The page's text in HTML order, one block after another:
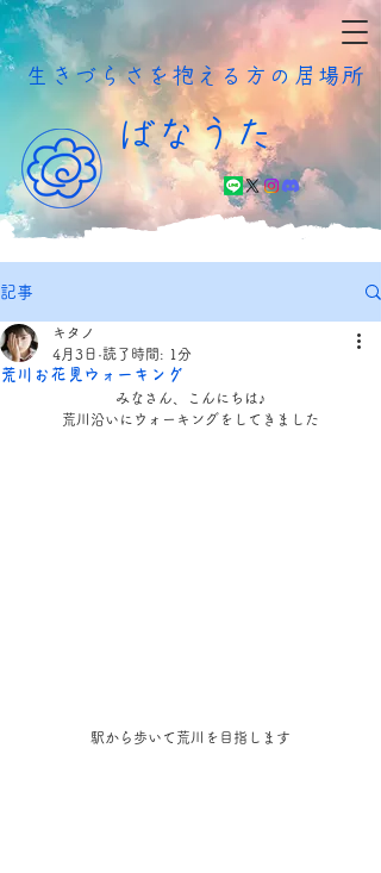
​生きづらさを抱える方の居場所
ばなうた
記事
荒川お花見ウォーキング
キタノ
4月3日 読了時間: 1分
みなさん、こんにちは♪
荒川沿いにウォーキングをしてきました
駅から歩いて荒川を目指します